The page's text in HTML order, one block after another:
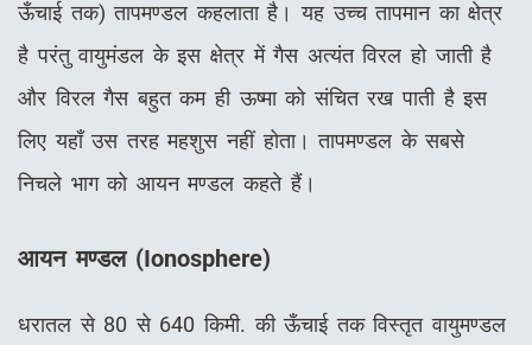
ऊँचाई तक) तापमण्डल कहलाता है। यह उच्च तापमान का क्षेत्र
है परंतु वायुमंडल के इस क्षेत्र में गैस अत्यंत विरल हो जाती है
और विरल गैस बहुत कम ही ऊष्मा को संचित रख पाती है इस
लिए यहाँ उस तरह महशुस नहीं होता। तापमण्डल के सबसे
निचले भाग को आयन मण्डल कहते हैं।
आयन मण्डल (Ionosphere)
धरातल से 80 से 640 किमी. की ऊँचाई तक विस्तृत वायुमण्डल